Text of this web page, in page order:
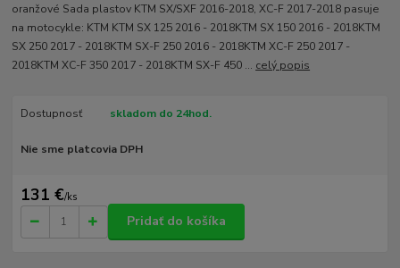
oranžové Sada plastov KTM SX/SXF 2016-2018, XC-F 2017-2018 pasuje
na motocykle: KTM KTM SX 125 2016 - 2018KTM SX 150 2016 - 2018KTM
SX 250 2017 - 2018KTM SX-F 250 2016 - 2018KTM XC-F 250 2017 -
2018KTM XC-F 350 2017 - 2018KTM SX-F 450 ... celý popis
Dostupnosť skladom do 24hod.
Nie sme platcovia DPH
131 €/ks
Pridať do košíka